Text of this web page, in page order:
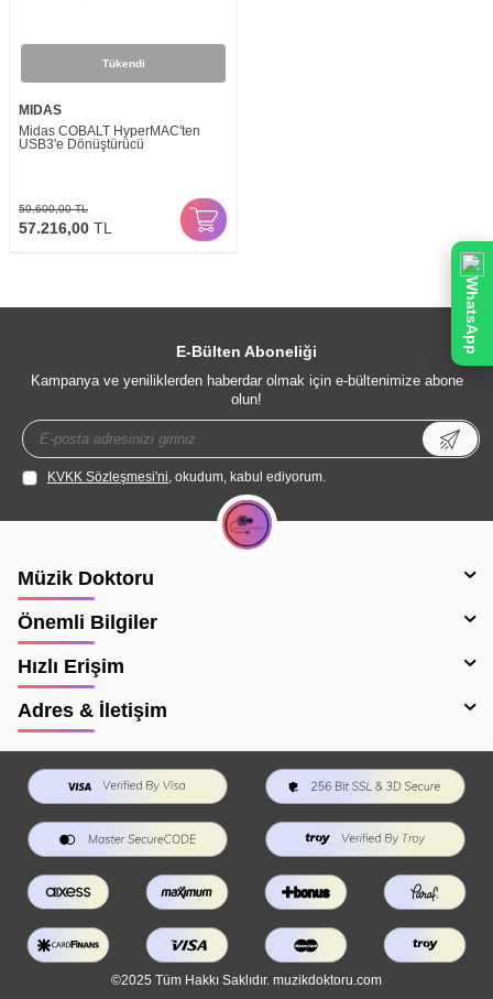
Tükendi
MIDAS
Midas COBALT HyperMAC'ten
USB3'e Dönüştürücü
59.600,00TL
57.216,00 TL
E-Bülten Aboneliği
Kampanya ve yeniliklerden haberdar olmak için e-bültenimize abone
olun!
KVKK Sözleşmesi'ni, okudum, kabul ediyorum.
Müzik Doktoru
Önemli Bilgiler
Hızlı Erişim
Adres & İletişim
©2025 Tüm Hakkı Saklıdır. muzikdoktoru.com
WhatsApp